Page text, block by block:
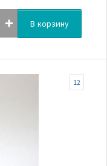
В корзину
12